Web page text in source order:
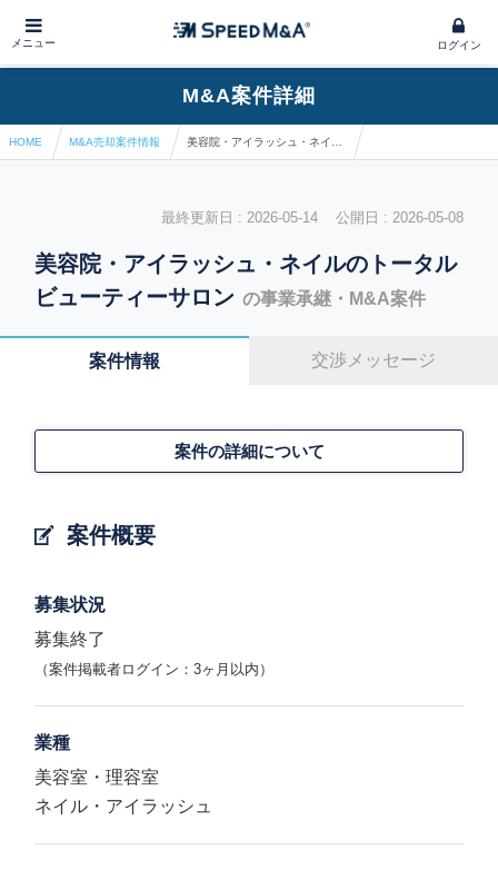
メニュー ログイン
M&A案件詳細
HOME M&A売却案件情報
最終更新日 : 2026-05-14 公開日 : 2026-05-08
美容院・アイラッシュ・ネイルのトータル
ビューティーサロン の事業承継・M&A案件
案件情報 交渉メッセージ
案件概要
案件の詳細について
募集状況
募集終了
（案件掲載者ログイン：3ヶ月以内）
業種
美容室・理容室
ネイル・アイラッシュ